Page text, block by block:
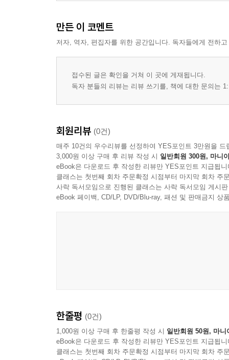
만든 이 코멘트
저자, 역자, 편집자를 위한 공간입니다. 독자들에게 전하
접수된 글은 확인을 거쳐 이 곳에 게재됩니다.
독자 분들의 리뷰는 리뷰 쓰기를, 책에 대한 문의는
회원리뷰 (0건)
매주 10건의 우수리뷰를 선정하여 YES포인트 3만원을 드
3,000원 이상 구매 후 리뷰 작성 시 일반회원 300원, 마니
eBook은 다운로드 후 작성한 리뷰만 YES포인트 지급됩니
클래스는 첫번째 회차 주문확정 시점부터 마지막 회차 주
사락 독서모임으로 진행된 클래스는 사락 독서모임 게시
eBook 페이백, CD/LP, DVD/Blu-ray, 패션 및 판매금지 상
한줄평 (0건)
1,000원 이상 구매 후 한줄평 작성 시 일반회원 50원, 마니
eBook은 다운로드 후 작성한 리뷰만 YES포인트 지급됩니
클래스는 첫번째 회차 주문확정 시점부터 마지막 회차 주